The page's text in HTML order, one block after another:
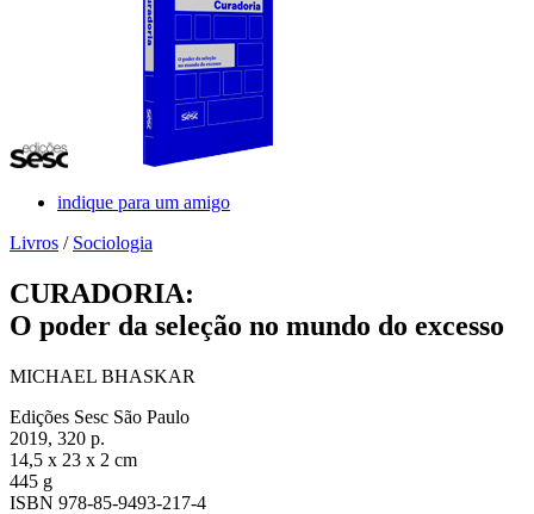
indique para um amigo
Livros / Sociologia
CURADORIA:
O poder da seleção no mundo do excesso
MICHAEL BHASKAR
Edições Sesc São Paulo
2019, 320 p.
14,5 x 23 x 2 cm
445 g
ISBN 978-85-9493-217-4